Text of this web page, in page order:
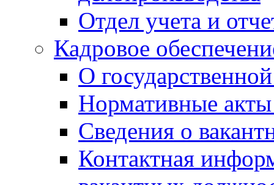
Отдел учета и
Кадровое
О
Нормативные акты
Сведения о
Контактная